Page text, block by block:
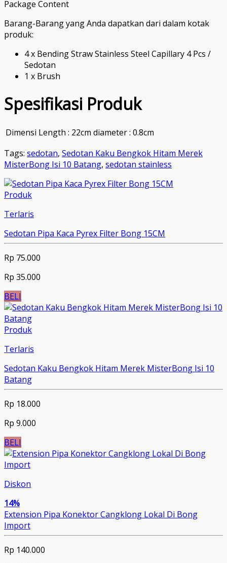
Package Content
Barang-Barang yang Anda dapatkan dari dalam kotak
produk:
4 x Bending Straw Stainless Steel Capillary 4 Pcs /
Sedotan
1 x Brush
Spesifikasi Produk
Dimensi Length : 22cm diameter : 0.8cm
Tags: sedotan, Sedotan Kaku Bengkok Hitam Merek
MisterBong Isi 10 Batang, sedotan stainless
Produk
Terlaris
Sedotan Pipa Kaca Pyrex Filter Bong 15CM
Rp 75.000
Rp 35.000
BELI
Produk
Terlaris
Sedotan Kaku Bengkok Hitam Merek MisterBong Isi 10
Batang
Rp 18.000
Rp 9.000
BELI
Diskon
14%
Extension Pipa Konektor Cangklong Lokal Di Bong
Import
Rp 140.000